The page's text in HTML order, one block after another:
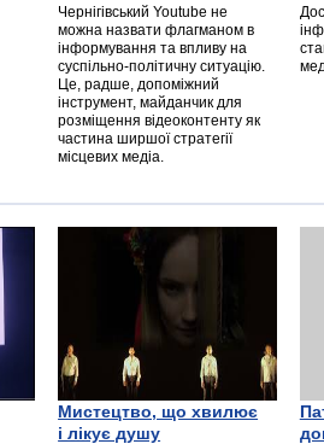
Чернігівський Youtube не
можна назвати флагманом в
інформування та впливу на
суспільно-політичну ситуацію.
Це, радше, допоміжний
інструмент, майданчик для
розміщення відеоконтенту як
частина ширшої стратегії
місцевих медіа.
Мистецтво, що хвилює
і лікує душу